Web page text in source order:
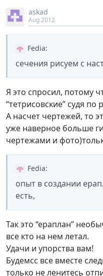
askad
Aug 2012
Fedia:
сечения рисуем с
Я это спросил, потому
“тетрисовские” судя
А насчет чертежей, то
уже наверное больше
чертежами и
Fedia:
опыт в создании
есть,
Так это “ераплан”
все кто на нем летал.
Удачи и упорства вам!
Будемсс все вместе
только не ленитесь